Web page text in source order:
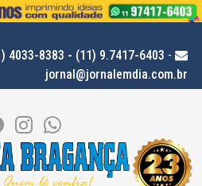
4033-8383 - (11) 9.7417-6403 -
jornal@jornalemdia.com.br